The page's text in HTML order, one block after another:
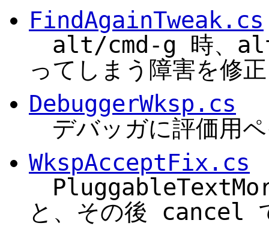
FindAgainTweak.cs
alt/cmd-g 時、
ってしまう障害を修正
DebuggerWksp.cs
デバッガに評価用
WkspAcceptFix.cs
と、その後 cancel